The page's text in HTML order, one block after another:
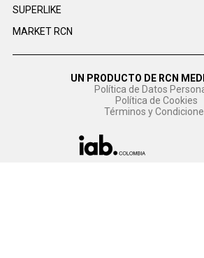
SUPERLIKE
MARKET RCN
UN PRODUCTO DE RCN
Política de Datos
Política de Cookies
Términos y